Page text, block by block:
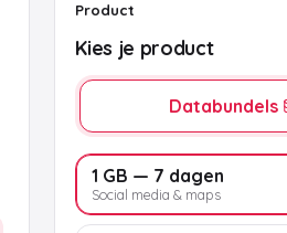
Product
Kies je product
Databundels
1 GB — 7 dagen
Social media & maps